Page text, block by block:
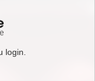
login.